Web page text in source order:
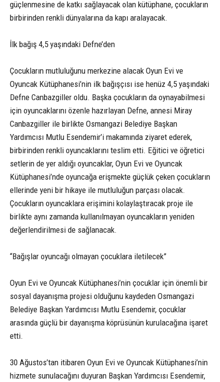
güçlenmesine de katkı sağlayacak olan kütüphane, çocukların
birbirinden renkli dünyalarına da kapı aralayacak.
İlk bağış 4,5 yaşındaki Defne’den
Çocukların mutluluğunu merkezine alacak Oyun Evi ve
Oyuncak Kütüphanesi’nin ilk bağışçısı ise henüz 4,5 yaşındaki
Defne Canbazgiller oldu. Başka çocukların da oynayabilmesi
için oyuncaklarını özenle hazırlayan Defne, annesi Miray
Canbazgiller ile birlikte Osmangazi Belediye Başkan
Yardımcısı Mutlu Esendemir’i makamında ziyaret ederek,
birbirinden renkli oyuncaklarını teslim etti. Eğitici ve öğretici
setlerin de yer aldığı oyuncaklar, Oyun Evi ve Oyuncak
Kütüphanesi’nde oyuncağa erişmekte güçlük çeken çocukların
ellerinde yeni bir hikaye ile mutluluğun parçası olacak.
Çocukların oyuncaklara erişimini kolaylaştıracak proje ile
birlikte aynı zamanda kullanılmayan oyuncakların yeniden
değerlendirilmesi de sağlanacak.
“Bağışlar oyuncağı olmayan çocuklara iletilecek”
Oyun Evi ve Oyuncak Kütüphanesi’nin çocuklar için önemli bir
sosyal dayanışma projesi olduğunu kaydeden Osmangazi
Belediye Başkan Yardımcısı Mutlu Esendemir, çocuklar
arasında güçlü bir dayanışma köprüsünün kurulacağına işaret
etti.
30 Ağustos’tan itibaren Oyun Evi ve Oyuncak Kütüphanesi’nin
hizmete sunulacağını duyuran Başkan Yardımcısı Esendemir,